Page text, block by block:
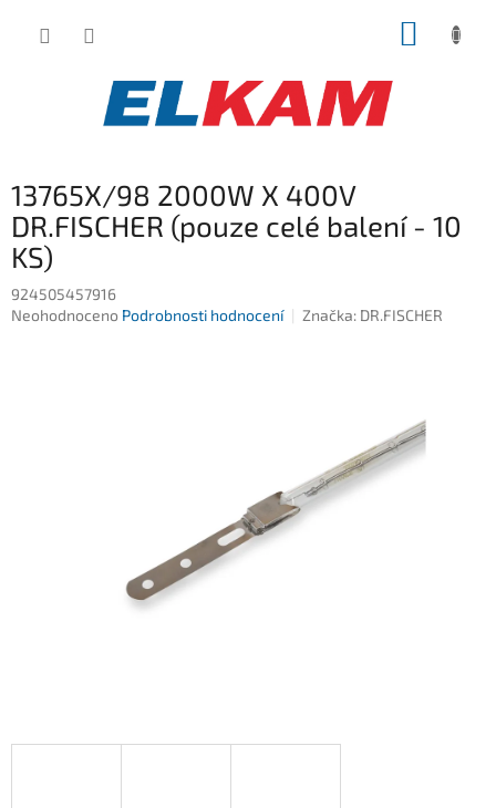
13765X/98 2000W X 400V
DR.FISCHER (pouze celé balení - 10
KS)
924505457916
Průměrné
Neohodnoceno Podrobnosti hodnocení Značka: DR.FISCHER